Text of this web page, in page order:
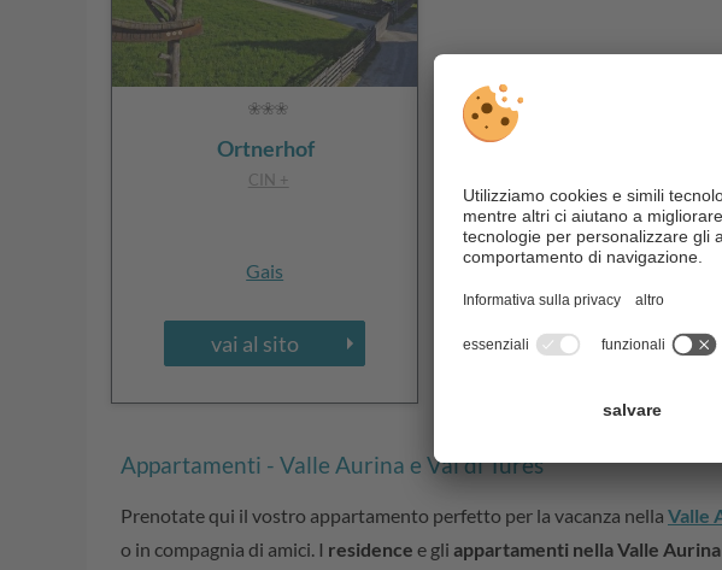
Ortnerhof
CIN +
Gais
vai al sito
Appartamenti - Valle Aurina e Val di Tures
Prenotate qui il vostro appartamento perfetto per la vacanza nella Valle
o in compagnia di amici. I residence e gli appartamenti nella Valle